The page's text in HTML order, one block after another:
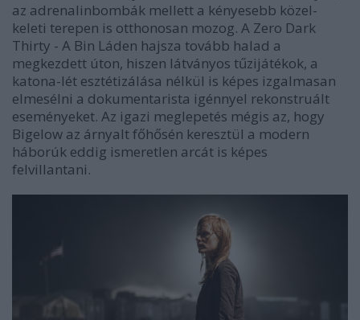
az adrenalinbombák mellett a kényesebb közel-
keleti terepen is otthonosan mozog. A Zero Dark
Thirty - A Bin Láden hajsza tovább halad a
megkezdett úton, hiszen látványos tűzijátékok, a
katona-lét esztétizálása nélkül is képes izgalmasan
elmesélni a dokumentarista igénnyel rekonstruált
eseményeket. Az igazi meglepetés mégis az, hogy
Bigelow az árnyalt főhősén keresztül a modern
háborúk eddig ismeretlen arcát is képes
felvillantani.